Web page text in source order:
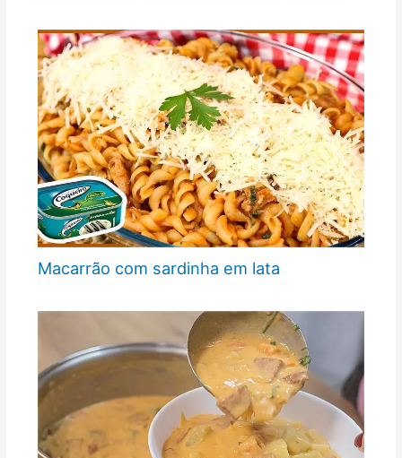
Macarrão com sardinha em lata